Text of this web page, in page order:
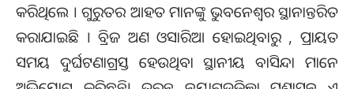
କରିଥିଲେ । ଗୁରୁତର ଆହତ ମାନଙ୍କୁ ଭୁବନେଶ୍ୱର ସ୍ଥାନାନ୍ତରିତ
କରାଯାଇଛି । ବ୍ରିଜ ଅଣ ଓସାରିଆ ହୋଇଥିବାରୁ , ପ୍ରାୟତ
ସମୟ ଦୁର୍ଘଟଣାଗ୍ରସ୍ତ ହେଉଥିବା ସ୍ଥାନୀୟ ବାସିନ୍ଦା ମାନେ